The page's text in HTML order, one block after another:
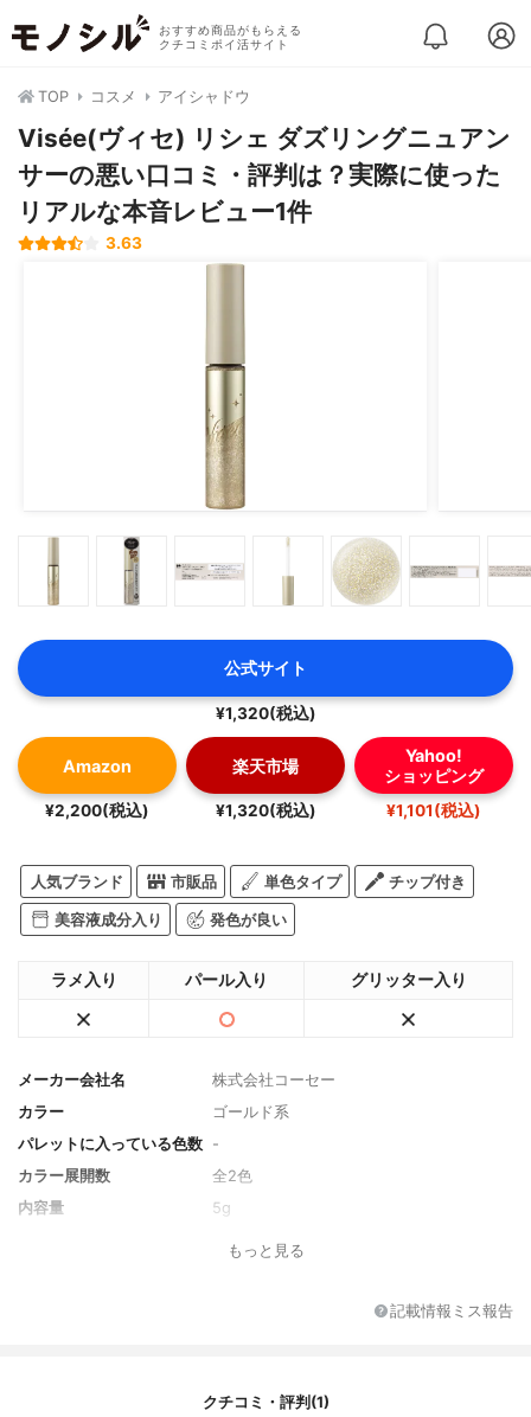
おすすめ商品がもらえる
クチコミポイ活サイト
TOP コスメ アイシャドウ
Visée(ヴィセ) リシェ ダズリングニュアン
サーの悪い口コミ・評判は？実際に使った
リアルな本音レビュー1件
3.63
公式サイト
¥1,320(税込)
Amazon
¥2,200(税込)
楽天市場
¥1,320(税込)
Yahoo!
ショッピング
¥1,101(税込)
人気ブランド 市販品 単色タイプ チップ付き
美容液成分入り 発色が良い
ラメ入り パール入り グリッター入り
メーカー会社名
株式会社コーセー
カラー
ゴールド系
パレットに入っている色数 -
カラー展開数
全2色
内容量
5g
もっと見る
記載情報ミス報告
クチコミ・評判(1)